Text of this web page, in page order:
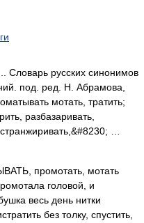
Словарь русских синонимов
под. ред. Н. Абрамова,
мотать, тратить;
разбазаривать,
…
промотать, мотать
головой, и
весь день нитки
без толку, спустить,